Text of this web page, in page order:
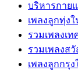
บริหารกาย
เพลงลูกทุ่ง
รวมเพลงเ
รวมเพลงส
เพลงลูกกรุ